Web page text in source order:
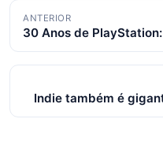
Navegação
de
posts
ANTERIOR
30 Anos de
Indie também é